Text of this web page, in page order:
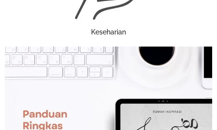
Keseharian